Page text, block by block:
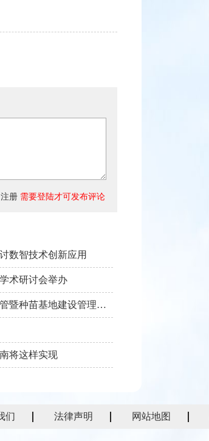
注册 需要登陆才可发布评论
数智技术创新应用
术研讨会举办
全省林草种苗质量监管暨种苗基地建设管理培训班在张家口市举办
将这样实现
们 法律声明 网站地图